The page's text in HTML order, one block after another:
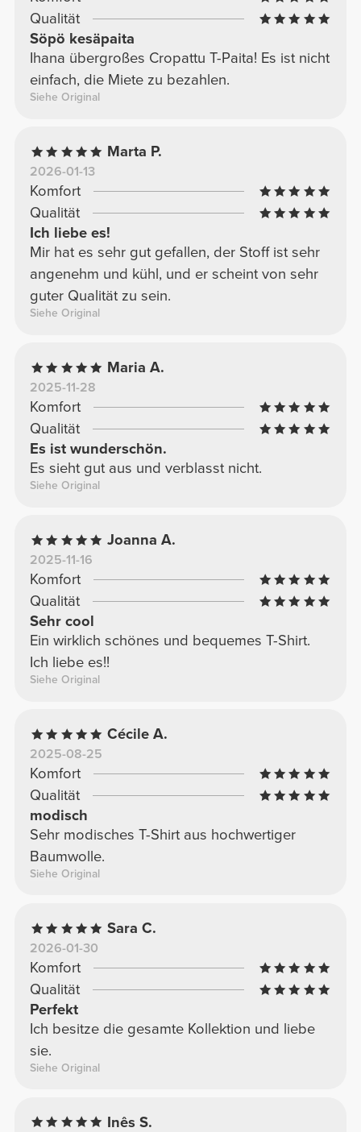
Qualität
Söpö kesäpaita
Ihana übergroßes Cropattu T-Paita! Es ist nicht
einfach, die Miete zu bezahlen.
Siehe Original
Marta P.
2026-01-13
Komfort
Qualität
Ich liebe es!
Mir hat es sehr gut gefallen, der Stoff ist sehr
angenehm und kühl, und er scheint von sehr
guter Qualität zu sein.
Siehe Original
Maria A.
2025-11-28
Komfort
Qualität
Es ist wunderschön.
Es sieht gut aus und verblasst nicht.
Siehe Original
Joanna A.
2025-11-16
Komfort
Qualität
Sehr cool
Ein wirklich schönes und bequemes T-Shirt.
Ich liebe es!!
Siehe Original
Cécile A.
2025-08-25
Komfort
Qualität
modisch
Sehr modisches T-Shirt aus hochwertiger
Baumwolle.
Siehe Original
Sara C.
2026-01-30
Komfort
Qualität
Perfekt
Ich besitze die gesamte Kollektion und liebe
sie.
Siehe Original
Inês S.